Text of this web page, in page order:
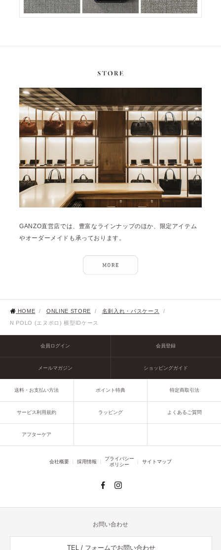
GANZO直営店では、豊富なラインナップのほか、限定アイテム
やオーダーメイドも承っております。
HOME / ONLINE STORE / 名刺入れ・パスケース
/
N POLO (エヌポロ) 横型IDケース
会員ログイン 会員登録
メールマガジン ショッピングガイド
送料・お支払い方法 ポイント特典 特定商取引法
サービス利用規約 ラッピング よくあるご質問
アフターケア
会社概要 採用情報
プライバシー
ポリシー
サイトマップ
お問い合わせ
TEL / フォームでお問い合わせ